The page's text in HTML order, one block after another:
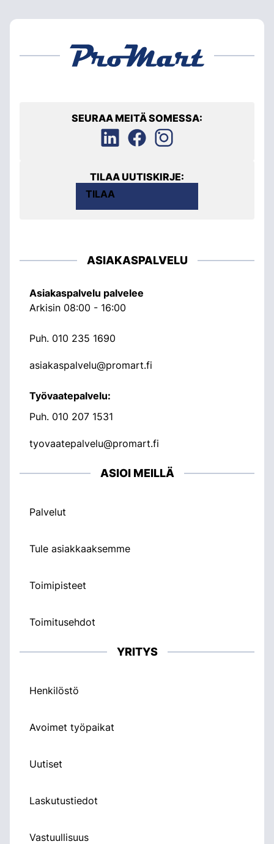
SEURAA MEITÄ SOMESSA:
TILAA UUTISKIRJE:
TILAA
ASIAKASPALVELU
Asiakaspalvelu palvelee
Arkisin 08:00 - 16:00
Puh. 010 235 1690
asiakaspalvelu@promart.fi
Työvaatepalvelu:
Puh. 010 207 1531
tyovaatepalvelu@promart.fi
ASIOI MEILLÄ
Palvelut
Tule asiakkaaksemme
Toimipisteet
Toimitusehdot
YRITYS
Henkilöstö
Avoimet työpaikat
Uutiset
Laskutustiedot
Vastuullisuus